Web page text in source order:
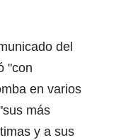
del
"con
en varios
más
y a sus